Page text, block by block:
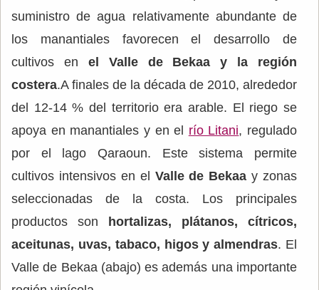
suministro de agua relativamente abundante de
los manantiales favorecen el desarrollo de
cultivos en el Valle de Bekaa y la región
costera.A finales de la década de 2010, alrededor
del 12-14 % del territorio era arable. El riego se
apoya en manantiales y en el río Litani, regulado
por el lago Qaraoun. Este sistema permite
cultivos intensivos en el Valle de Bekaa y zonas
seleccionadas de la costa. Los principales
productos son hortalizas, plátanos, cítricos,
aceitunas, uvas, tabaco, higos y almendras. El
Valle de Bekaa (abajo) es además una importante